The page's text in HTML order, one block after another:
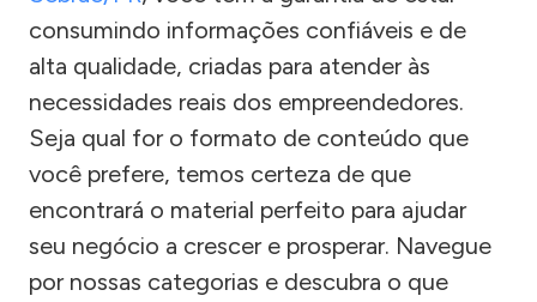
consumindo informações confiáveis e de
alta qualidade, criadas para atender às
necessidades reais dos empreendedores.
Seja qual for o formato de conteúdo que
você prefere, temos certeza de que
encontrará o material perfeito para ajudar
seu negócio a crescer e prosperar. Navegue
por nossas categorias e descubra o que